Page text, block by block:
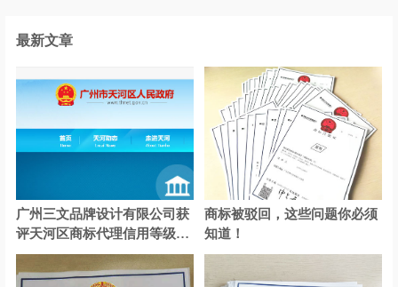
最新文章
广州三文品牌设计有限公司获
评天河区商标代理信用等级A
级认证
商标被驳回，这些问题你必须
知道！